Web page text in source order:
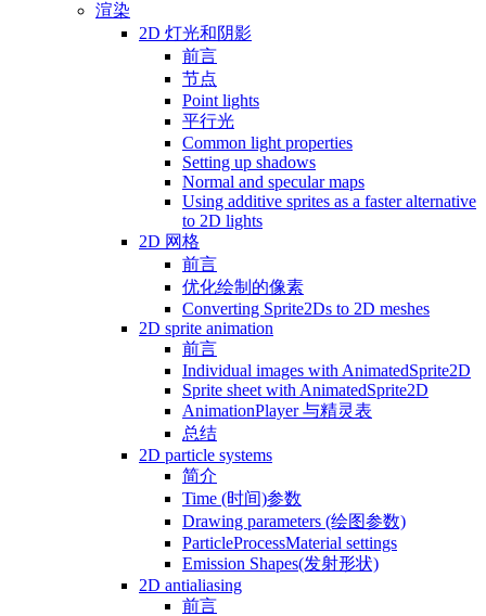
渲染
2D 灯光和阴影
前言
节点
Point lights
平行光
Common light properties
Setting up shadows
Normal and specular maps
Using additive sprites as a faster alternative
to 2D lights
2D 网格
前言
优化绘制的像素
Converting Sprite2Ds to 2D meshes
2D sprite animation
前言
Individual images with AnimatedSprite2D
Sprite sheet with AnimatedSprite2D
AnimationPlayer 与精灵表
总结
2D particle systems
简介
Time (时间)参数
Drawing parameters (绘图参数)
ParticleProcessMaterial settings
Emission Shapes(发射形状)
2D antialiasing
前言